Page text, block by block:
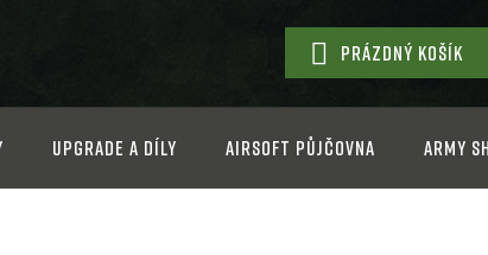
NÁKUPNÍ
KOŠÍK
PRÁZDNÝ KOŠÍK
Upgrade a díly Airsoft půjčovna Army